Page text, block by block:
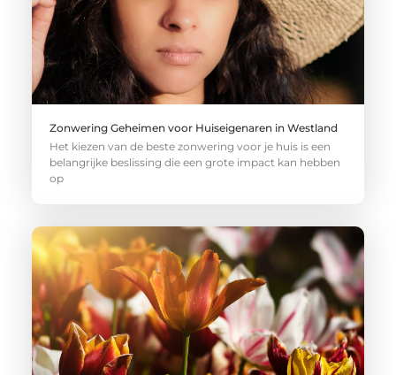
Zonwering Geheimen voor Huiseigenaren in Westland
Het kiezen van de beste zonwering voor je huis is een
belangrijke beslissing die een grote impact kan hebben
op